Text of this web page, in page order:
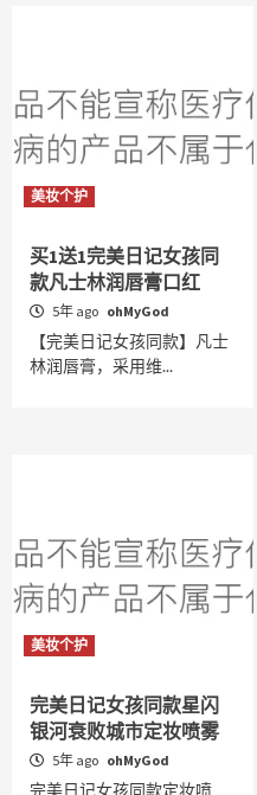
美妆个护
买1送1完美日记女孩同
款凡士林润唇膏口红
5年 ago ohMyGod
【完美日记女孩同款】凡士
林润唇膏，采用维...
美妆个护
完美日记女孩同款星闪
银河衰败城市定妆喷雾
5年 ago ohMyGod
完美日记女孩同款定妆喷